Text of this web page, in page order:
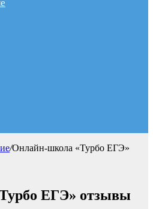
/Онлайн-школа «Турбо ЕГЭ»
ЕГЭ» отзывы